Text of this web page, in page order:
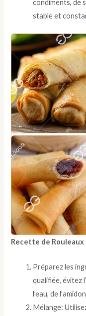
condiments, de
stable et
Recette de Rouleaux
Préparez les
qualifiée, évitez
l’eau, de
Mélange: